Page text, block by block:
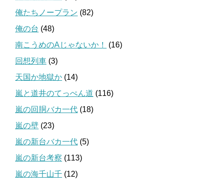
俺たちノープラン (82)
俺の台 (48)
南こうめのAじゃないか！
(16)
回想列車 (3)
天国か地獄か (14)
嵐と道井のてっぺん道 (116)
嵐の回胴バカ一代 (18)
嵐の壁 (23)
嵐の新台バカ一代 (5)
嵐の新台考察 (113)
嵐の海千山千 (12)